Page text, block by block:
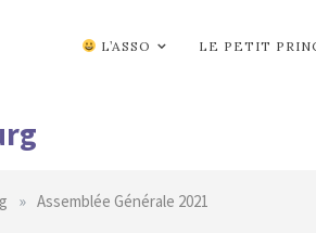
L’ASSO LE PETIT
» Assemblée Générale 2021